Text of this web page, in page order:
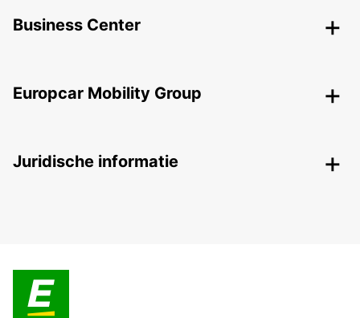
Business Center
Europcar Mobility Group
Juridische informatie